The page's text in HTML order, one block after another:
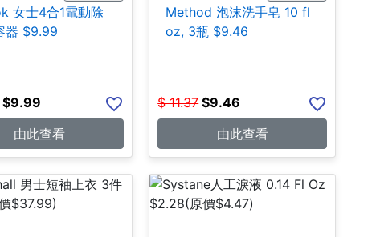
女士4合1電動除
器 $9.99
$9.99
由此查看
Method 泡沫洗手皂 10 fl
oz, 3瓶 $9.46
$ 11.37 $9.46
由此查看